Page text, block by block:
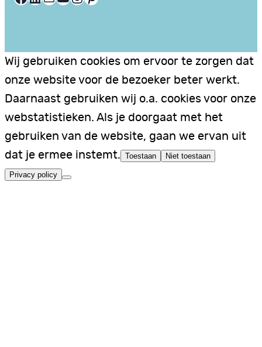
Wij gebruiken cookies om ervoor te zorgen dat
onze website voor de bezoeker beter werkt.
Daarnaast gebruiken wij o.a. cookies voor onze
webstatistieken. Als je doorgaat met het
gebruiken van de website, gaan we ervan uit
dat je ermee instemt. Toestaan Niet toestaan
Privacy policy